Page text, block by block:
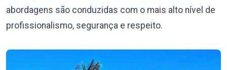
abordagens são conduzidas com o mais alto nível de
profissionalismo, segurança e respeito.